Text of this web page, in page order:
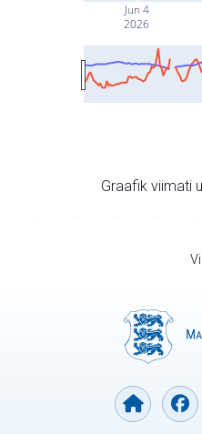
Jun 4
2026
Graafik viimati